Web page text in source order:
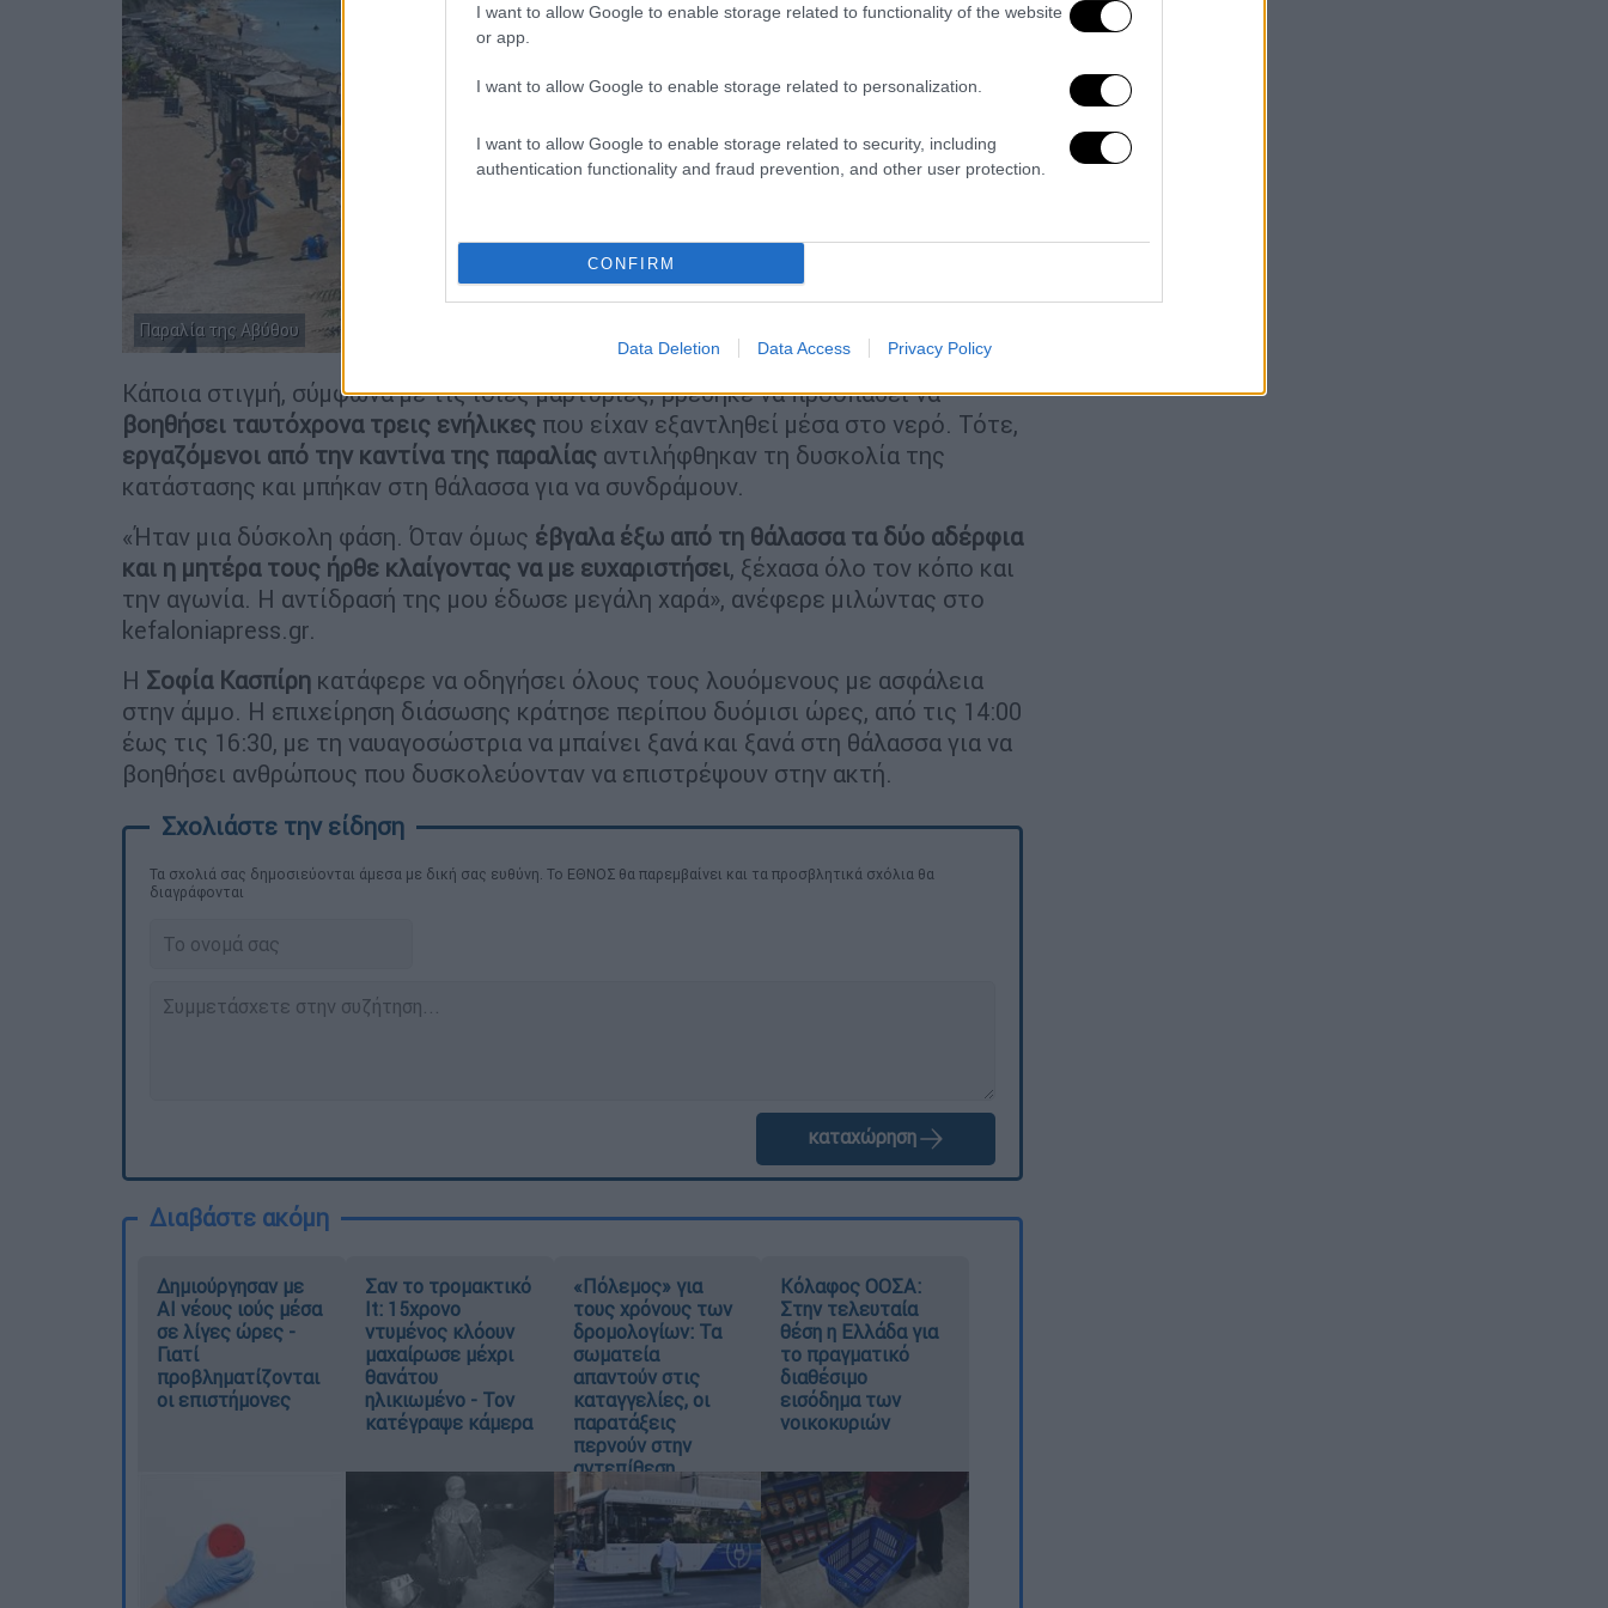
I want to allow Google to enable storage related to functionality of the website
or app.
I want to allow Google to enable storage related to personalization.
I want to allow Google to enable storage related to security, including
authentication functionality and fraud prevention, and other user protection.
CONFIRM
Data Deletion Data Access Privacy Policy
Παραλία της Αβύθου
Κάποια στιγμή, σύμφωνα με τις ίδιες μαρτυρίες, βρέθηκε να προσπαθεί να
βοηθήσει ταυτόχρονα τρεις ενήλικες που είχαν εξαντληθεί μέσα στο νερό. Τότε,
εργαζόμενοι από την καντίνα της παραλίας αντιλήφθηκαν τη δυσκολία της
κατάστασης και μπήκαν στη θάλασσα για να συνδράμουν.
«Ήταν μια δύσκολη φάση. Όταν όμως έβγαλα έξω από τη θάλασσα τα δύο αδέρφια
και η μητέρα τους ήρθε κλαίγοντας να με ευχαριστήσει, ξέχασα όλο τον κόπο και
την αγωνία. Η αντίδρασή της μου έδωσε μεγάλη χαρά», ανέφερε μιλώντας στο
kefaloniapress.gr.
Η Σοφία Κασπίρη κατάφερε να οδηγήσει όλους τους λουόμενους με ασφάλεια
στην άμμο. Η επιχείρηση διάσωσης κράτησε περίπου δυόμισι ώρες, από τις 14:00
έως τις 16:30, με τη ναυαγοσώστρια να μπαίνει ξανά και ξανά στη θάλασσα για να
βοηθήσει ανθρώπους που δυσκολεύονταν να επιστρέψουν στην ακτή.
Τα σχολιά σας δημοσιεύονται άμεσα με δική σας ευθύνη. Το ΕΘΝΟΣ θα παρεμβαίνει και τα προσβλητικά σχόλια θα
διαγράφονται
καταχώρηση
Διαβάστε ακόμη
Δημιούργησαν με
AI νέους ιούς μέσα
σε λίγες ώρες -
Γιατί
προβληματίζονται
οι επιστήμονες
Σαν το τρομακτικό
It: 15χρονο
ντυμένος κλόουν
μαχαίρωσε μέχρι
θανάτου
ηλικιωμένο - Τον
κατέγραψε κάμερα
«Πόλεμος» για
τους χρόνους των
δρομολογίων: Τα
σωματεία
απαντούν στις
καταγγελίες, οι
παρατάξεις
περνούν στην
αντεπίθεση
Κόλαφος ΟΟΣΑ:
Στην τελευταία
θέση η Ελλάδα για
το πραγματικό
διαθέσιμο
εισόδημα των
νοικοκυριών